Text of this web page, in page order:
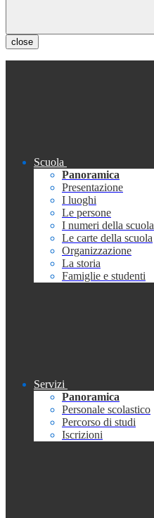
close
Scuola
Panoramica
Presentazione
I luoghi
Le persone
I numeri della scuola
Le carte della scuola
Organizzazione
La storia
Famiglie e studenti
Servizi
Panoramica
Personale scolastico
Percorso di studi
Iscrizioni